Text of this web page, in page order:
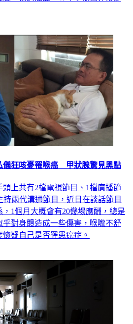
儀狂咳憂罹喉癌 甲狀腺驚見黑點
上共有2檔電視節目、1檔廣播節
持兩代溝通節目，近日在談話節目
1個月大概會有20幾場應酬，總是
對身體造成一些傷害，喉嚨不舒
疑自己是否罹患癌症。